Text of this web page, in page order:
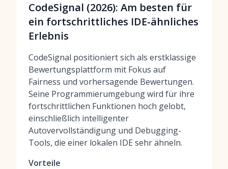
CodeSignal (2026): Am besten für
ein fortschrittliches IDE-ähnliches
Erlebnis
CodeSignal positioniert sich als erstklassige
Bewertungsplattform mit Fokus auf
Fairness und vorhersagende Bewertungen.
Seine Programmierumgebung wird für ihre
fortschrittlichen Funktionen hoch gelobt,
einschließlich intelligenter
Autovervollständigung und Debugging-
Tools, die einer lokalen IDE sehr ähneln.
Vorteile